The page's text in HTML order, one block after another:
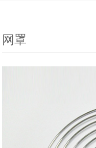
网罩